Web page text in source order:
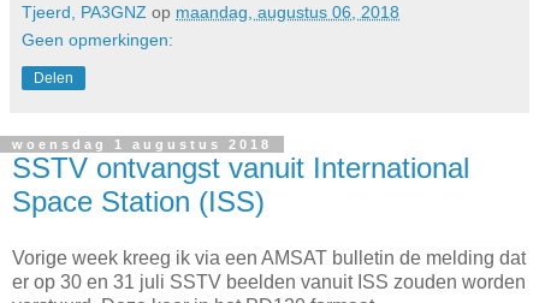
Tjeerd, PA3GNZ op maandag, augustus 06, 2018
Geen opmerkingen:
Delen
woensdag 1 augustus 2018
SSTV ontvangst vanuit International
Space Station (ISS)
Vorige week kreeg ik via een AMSAT bulletin de melding dat
er op 30 en 31 juli SSTV beelden vanuit ISS zouden worden